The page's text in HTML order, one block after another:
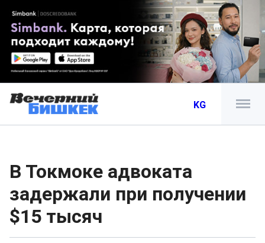
KG
В Токмоке адвоката
задержали при получении
$15 тысяч